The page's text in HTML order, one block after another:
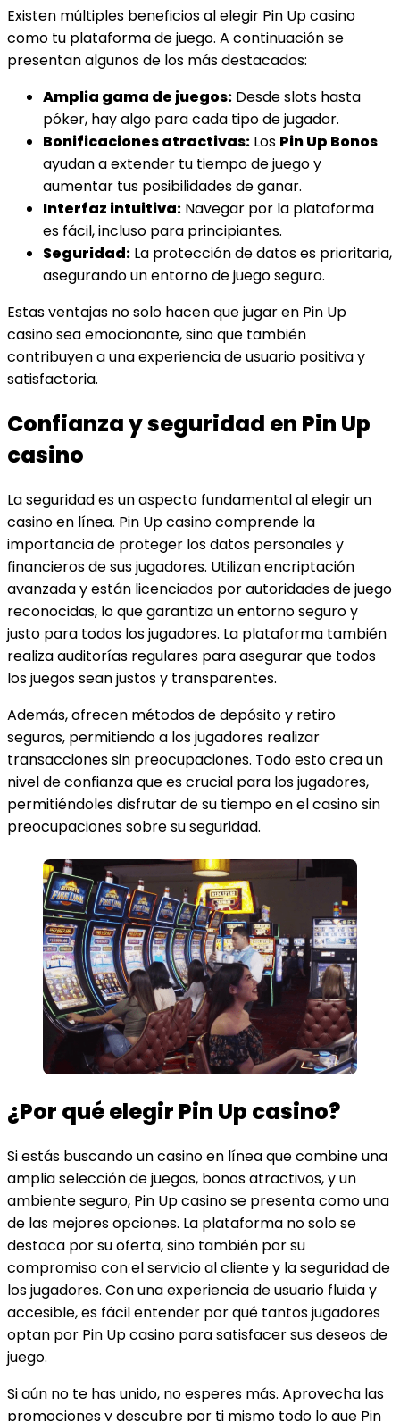
Existen múltiples beneficios al elegir Pin Up casino
como tu plataforma de juego. A continuación se
presentan algunos de los más destacados:
Amplia gama de juegos: Desde slots hasta
póker, hay algo para cada tipo de jugador.
Bonificaciones atractivas: Los Pin Up Bonos
ayudan a extender tu tiempo de juego y
aumentar tus posibilidades de ganar.
Interfaz intuitiva: Navegar por la plataforma
es fácil, incluso para principiantes.
Seguridad: La protección de datos es prioritaria,
asegurando un entorno de juego seguro.
Estas ventajas no solo hacen que jugar en Pin Up
casino sea emocionante, sino que también
contribuyen a una experiencia de usuario positiva y
satisfactoria.
Confianza y seguridad en Pin Up
casino
La seguridad es un aspecto fundamental al elegir un
casino en línea. Pin Up casino comprende la
importancia de proteger los datos personales y
financieros de sus jugadores. Utilizan encriptación
avanzada y están licenciados por autoridades de juego
reconocidas, lo que garantiza un entorno seguro y
justo para todos los jugadores. La plataforma también
realiza auditorías regulares para asegurar que todos
los juegos sean justos y transparentes.
Además, ofrecen métodos de depósito y retiro
seguros, permitiendo a los jugadores realizar
transacciones sin preocupaciones. Todo esto crea un
nivel de confianza que es crucial para los jugadores,
permitiéndoles disfrutar de su tiempo en el casino sin
preocupaciones sobre su seguridad.
¿Por qué elegir Pin Up casino?
Si estás buscando un casino en línea que combine una
amplia selección de juegos, bonos atractivos, y un
ambiente seguro, Pin Up casino se presenta como una
de las mejores opciones. La plataforma no solo se
destaca por su oferta, sino también por su
compromiso con el servicio al cliente y la seguridad de
los jugadores. Con una experiencia de usuario fluida y
accesible, es fácil entender por qué tantos jugadores
optan por Pin Up casino para satisfacer sus deseos de
juego.
Si aún no te has unido, no esperes más. Aprovecha las
promociones y descubre por ti mismo todo lo que Pin